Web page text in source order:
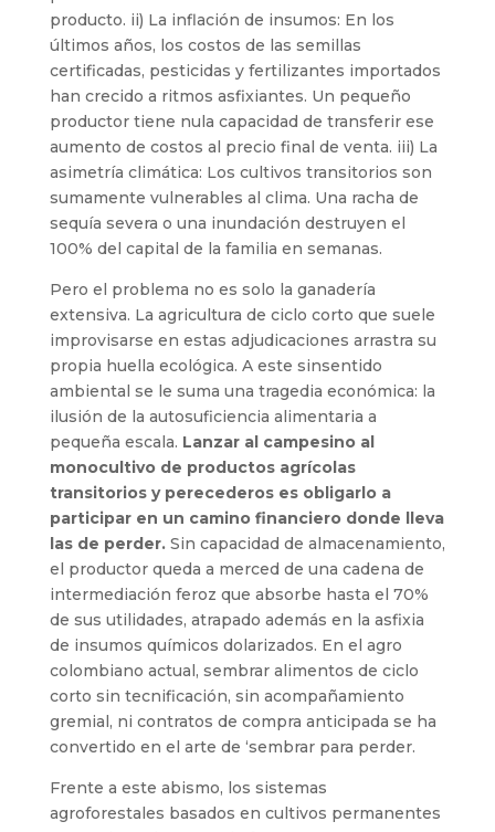
producto. ii) La inflación de insumos: En los
últimos años, los costos de las semillas
certificadas, pesticidas y fertilizantes importados
han crecido a ritmos asfixiantes. Un pequeño
productor tiene nula capacidad de transferir ese
aumento de costos al precio final de venta. iii) La
asimetría climática: Los cultivos transitorios son
sumamente vulnerables al clima. Una racha de
sequía severa o una inundación destruyen el
100% del capital de la familia en semanas.
Pero el problema no es solo la ganadería
extensiva. La agricultura de ciclo corto que suele
improvisarse en estas adjudicaciones arrastra su
propia huella ecológica. A este sinsentido
ambiental se le suma una tragedia económica: la
ilusión de la autosuficiencia alimentaria a
pequeña escala. Lanzar al campesino al
monocultivo de productos agrícolas
transitorios y perecederos es obligarlo a
participar en un camino financiero donde lleva
las de perder.Sin capacidad de almacenamiento,
el productor queda a merced de una cadena de
intermediación feroz que absorbe hasta el 70%
de sus utilidades, atrapado además en la asfixia
de insumos químicos dolarizados. En el agro
colombiano actual, sembrar alimentos de ciclo
corto sin tecnificación, sin acompañamiento
gremial, ni contratos de compra anticipada se ha
convertido en el arte de ‘sembrar para perder.
Frente a este abismo, los sistemas
agroforestales basados en cultivos permanentes